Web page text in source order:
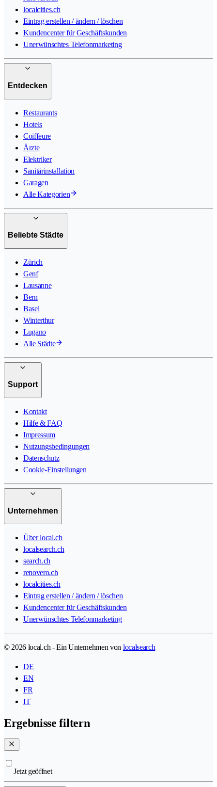
localcities.ch
Eintrag erstellen / ändern / löschen
Kundencenter für Geschäftskunden
Unerwünschtes Telefonmarketing
Entdecken
Restaurants
Hotels
Coiffeure
Ärzte
Elektriker
Sanitärinstallation
Garagen
Alle Kategorien
Beliebte Städte
Zürich
Genf
Lausanne
Bern
Basel
Winterthur
Lugano
Alle Städte
Support
Kontakt
Hilfe & FAQ
Impressum
Nutzungsbedingungen
Datenschutz
Cookie-Einstellungen
Unternehmen
Über local.ch
localsearch.ch
search.ch
renovero.ch
localcities.ch
Eintrag erstellen / ändern / löschen
Kundencenter für Geschäftskunden
Unerwünschtes Telefonmarketing
© 2026 local.ch - Ein Unternehmen von localsearch
DE
EN
FR
IT
Ergebnisse filtern
Jetzt geöffnet